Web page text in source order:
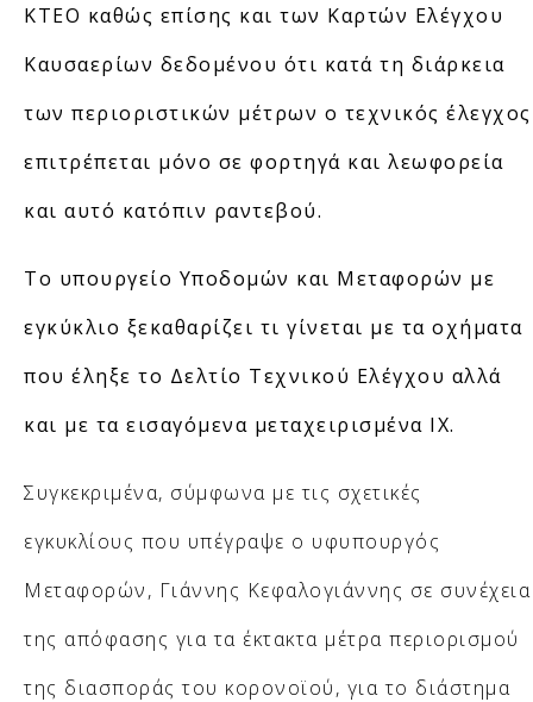
ΚΤΕΟ καθώς επίσης και των Καρτών Ελέγχου
Καυσαερίων δεδομένου ότι κατά τη διάρκεια
των περιοριστικών μέτρων ο τεχνικός έλεγχος
επιτρέπεται μόνο σε φορτηγά και λεωφορεία
και αυτό κατόπιν ραντεβού.
Το υπουργείο Υποδομών και Μεταφορών με
εγκύκλιο ξεκαθαρίζει τι γίνεται με τα οχήματα
που έληξε το Δελτίο Τεχνικού Ελέγχου αλλά
και με τα εισαγόμενα μεταχειρισμένα ΙΧ.
Συγκεκριμένα, σύμφωνα με τις σχετικές
εγκυκλίους που υπέγραψε ο υφυπουργός
Μεταφορών, Γιάννης Κεφαλογιάννης σε συνέχεια
της απόφασης για τα έκτακτα μέτρα περιορισμού
της διασποράς του κορονοϊού, για το διάστημα